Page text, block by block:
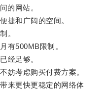
的网站。
和广阔的空间。
。
500MB限制。
足够。
考虑购买付费方案。
更快更稳定的网络体